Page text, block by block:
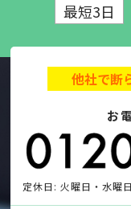
最短3日
他社で断
お
定休日: 火曜日・水曜日